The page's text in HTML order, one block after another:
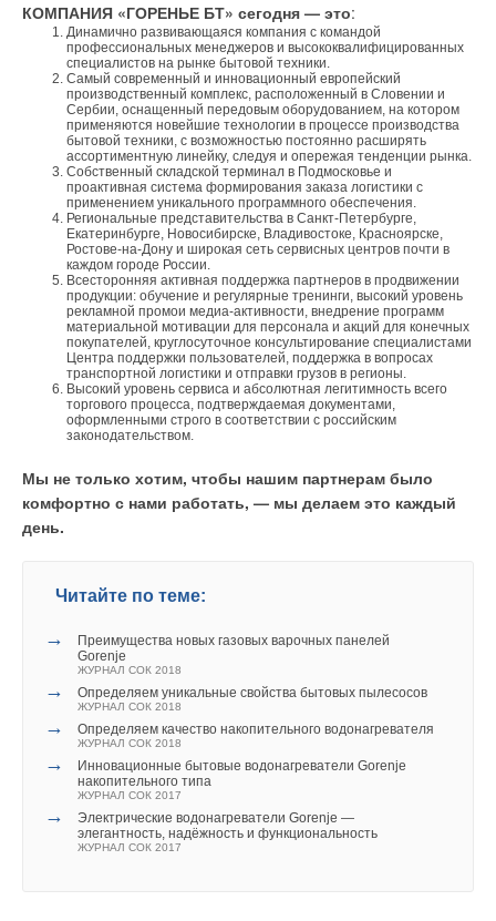
КОМПАНИЯ «ГОРЕНЬЕ БТ» сегодня — это:
Динамично развивающаяся компания с командой
профессиональных менеджеров и высококвалифицированных
специалистов на рынке бытовой техники.
Самый современный и инновационный европейский
производственный комплекс, расположенный в Словении и
Сербии, оснащенный передовым оборудованием, на котором
применяются новейшие технологии в процессе производства
бытовой техники, с возможностью постоянно расширять
ассортиментную линейку, следуя и опережая тенденции рынка.
Собственный складской терминал в Подмосковье и
проактивная система формирования заказа логистики с
применением уникального программного обеспечения.
Региональные представительства в Санкт-Петербурге,
Екатеринбурге, Новосибирске, Владивостоке, Красноярске,
Ростове-на-Дону и широкая сеть сервисных центров почти в
каждом городе России.
Всесторонняя активная поддержка партнеров в продвижении
продукции: обучение и регулярные тренинги, высокий уровень
рекламной промои медиа-активности, внедрение программ
материальной мотивации для персонала и акций для конечных
покупателей, круглосуточное консультирование специалистами
Центра поддержки пользователей, поддержка в вопросах
транспортной логистики и отправки грузов в регионы.
Высокий уровень сервиса и абсолютная легитимность всего
торгового процесса, подтверждаемая документами,
оформленными строго в соответствии с российским
законодательством.
Мы не только хотим, чтобы нашим партнерам было
комфортно с нами работать, — мы делаем это каждый
день.
Читайте по теме:
→
Преимущества новых газовых варочных панелей
Gorenje
ЖУРНАЛ СОК 2018
→ Определяем уникальные свойства бытовых пылесосов
ЖУРНАЛ СОК 2018
→ Определяем качество накопительного водонагревателя
ЖУРНАЛ СОК 2018
→
Инновационные бытовые водонагреватели Gorenje
накопительного типа
ЖУРНАЛ СОК 2017
→
Электрические водонагреватели Gorenje —
элегантность, надёжность и функциональность
ЖУРНАЛ СОК 2017